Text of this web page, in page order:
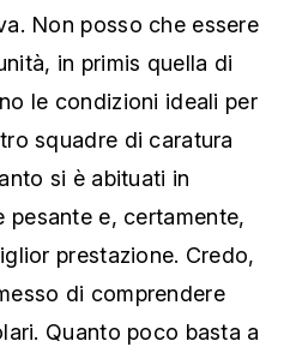
Non posso che essere
in primis quella di
le condizioni ideali per
squadre di caratura
si è abituati in
pesante e, certamente,
prestazione. Credo,
di comprendere
Quanto poco basta a